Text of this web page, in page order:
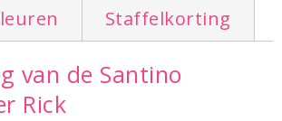
Staffelkorting
van de Santino
Rick